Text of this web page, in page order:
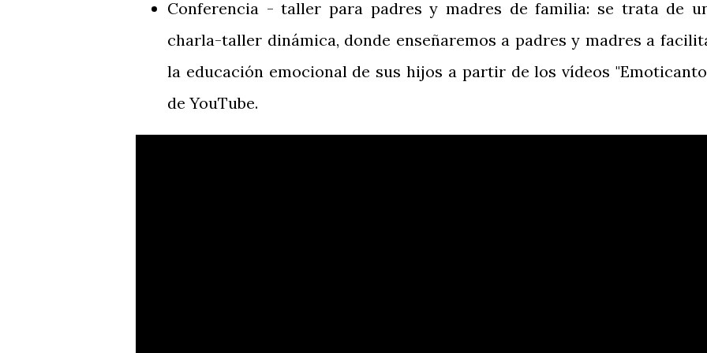
Conferencia - taller para padres y madres de familia: se trata de
charla-taller dinámica, donde enseñaremos a padres y madres a
la educación emocional de sus hijos a partir de los vídeos
de YouTube.